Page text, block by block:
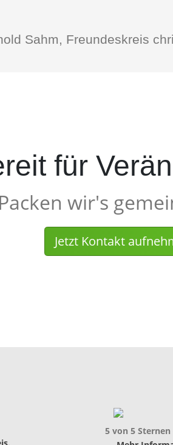
Sahm, Freundeskreis
für
Packen wir's
Jetzt Kontakt
5 von 5